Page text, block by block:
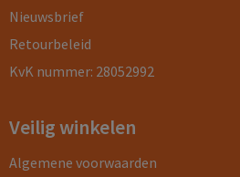
Nieuwsbrief
Retourbeleid
KvK nummer: 28052992
Veilig winkelen
Algemene voorwaarden